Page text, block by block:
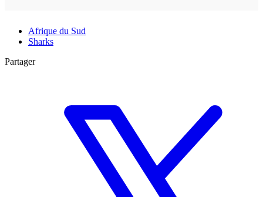
Afrique du Sud
Sharks
Partager